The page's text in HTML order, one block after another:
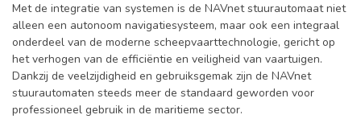
Met de integratie van systemen is de NAVnet stuurautomaat niet
alleen een autonoom navigatiesysteem, maar ook een integraal
onderdeel van de moderne scheepvaarttechnologie, gericht op
het verhogen van de efficiëntie en veiligheid van vaartuigen.
Dankzij de veelzijdigheid en gebruiksgemak zijn de NAVnet
stuurautomaten steeds meer de standaard geworden voor
professioneel gebruik in de maritieme sector.